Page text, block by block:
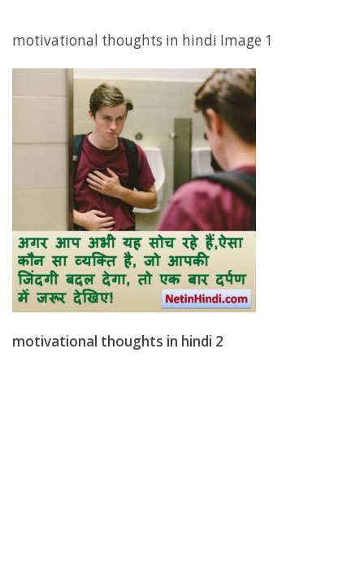
motivational thoughts in hindi Image 1
motivational thoughts in hindi 2